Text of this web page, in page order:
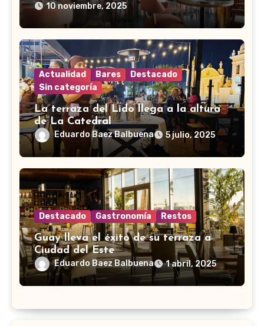
10 noviembre, 2025
Actualidad Bares
Destacado
Sin categoría
La terraza del Lido llega a la altura
de La Catedral
Eduardo Baez Balbuena 5 julio, 2025
Destacado Gastronomía Restos
Guay lleva el éxito de su terraza a
Ciudad del Este
Eduardo Baez Balbuena 1 abril, 2025